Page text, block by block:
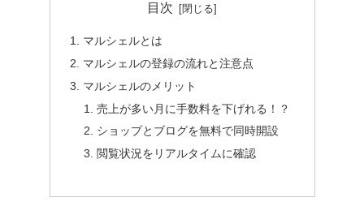
目次
マルシェルとは
マルシェルの登録の流れと注意点
マルシェルのメリット
売上が多い月に手数料を下げれる！？
ショップとブログを無料で同時開設
閲覧状況をリアルタイムに確認